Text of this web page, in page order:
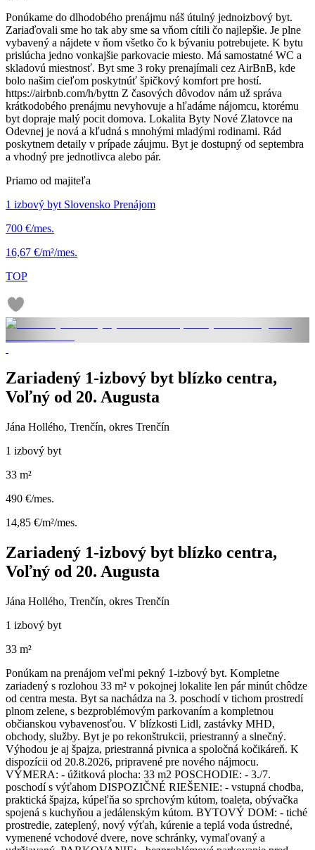
Ponúkame do dlhodobého prenájmu náš útulný jednoizbový byt.
Zariaďovali sme ho tak aby sme sa vňom cítili čo najlepšie. Je plne
vybavený a nájdete v ňom všetko čo k bývaniu potrebujete. K bytu
prislúcha jedno vonkajšie parkovacie miesto. Má samostatné WC a
skladovú miestnosť. Byt sme 3 roky prenajímali cez AirBnB, kde
bolo našim cieľom poskytnúť špičkový komfort pre hostí.
https://airbnb.com/h/byttn Z časových dôvodov nám už správa
krátkodobého prenájmu nevyhovuje a hľadáme nájomcu, ktorému
byt dopraje malý pocit domova. Lokalita Byty Nové Zlatovce na
Odevnej je nová a kľudná s mnohými mladými rodinami. Rád
poskytnem detaily v prípade záujmu. Byt je dostupný od septembra
a vhodný pre jednotlivca alebo pár.
Priamo od majiteľa
1 izbový byt Slovensko Prenájom
700 €/mes.
16,67 €/m²/mes.
TOP
Zariadený 1-izbový byt blízko centra,
Voľný od 20. Augusta
Jána Hollého, Trenčín, okres Trenčín
1 izbový byt
33 m²
490 €/mes.
14,85 €/m²/mes.
Zariadený 1-izbový byt blízko centra,
Voľný od 20. Augusta
Jána Hollého, Trenčín, okres Trenčín
1 izbový byt
33 m²
Ponúkam na prenájom veľmi pekný 1-izbový byt. Kompletne
zariadený s rozlohou 33 m² v pokojnej lokalite len pár minút chôdze
od centra mesta. Byt sa nachádza na 3. poschodí v tichom prostredí
plnom zelene, s bezproblémovým parkovaním a kompletnou
občianskou vybavenosťou. V blízkosti Lidl, zastávky MHD,
obchody, služby. Byt je po rekonštrukcii, priestranný a slnečný.
Výhodou je aj špajza, priestranná pivnica a spoločná kočikáreň. K
dispozícii od 20.8.2026, pripravené pre nového nájmocu.
VÝMERA: - úžitková plocha: 33 m2 POSCHODIE: - 3./7.
poschodí s výťahom DISPOZIČNÉ RIEŠENIE: - vstupná chodba,
praktická špajza, kúpeľňa so sprchovým kútom, toaleta, obývačka
spojená s kuchyňou a jedálenským kútom. BYTOVÝ DOM: - tiché
prostredie, zateplený, nový výťah, kúrenie a teplá voda ústredné,
vymenené vchodové dvere, nove schránky, vymaľovaný a